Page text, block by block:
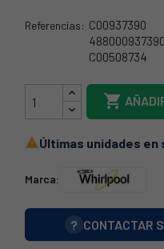
Referencias: C00937390
488000937390
C00508734
481011107487

Últimas unidades en
Marca:
? CONTACTAR